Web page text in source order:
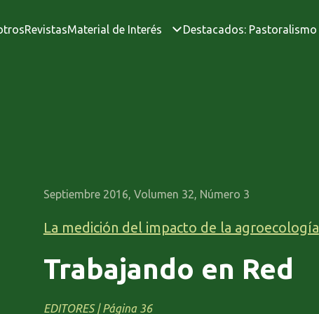
RevistasMaterial de Interés Destacados: Pastoralismo
Septiembre 2016, Volumen 32, Número 3
La medición del impacto de la agroecología
Trabajando en Red
EDITORES | Página 36